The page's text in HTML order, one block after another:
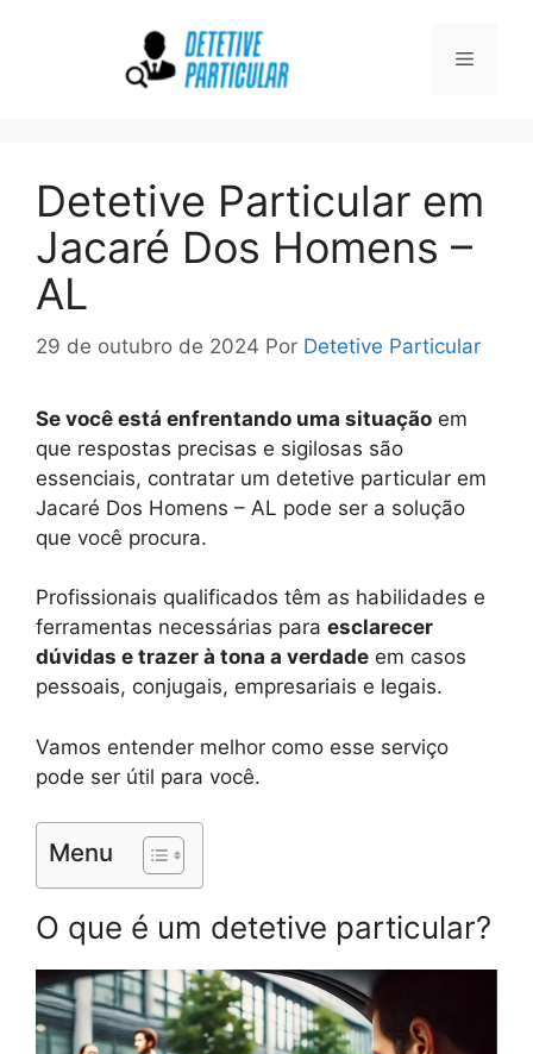
Menu
Detetive Particular em
Jacaré Dos Homens –
AL
29 de outubro de 2024 Por Detetive Particular
Se você está enfrentando uma situação em
que respostas precisas e sigilosas são
essenciais, contratar um detetive particular em
Jacaré Dos Homens – AL pode ser a solução
que você procura.
Profissionais qualificados têm as habilidades e
ferramentas necessárias para esclarecer
dúvidas e trazer à tona a verdade em casos
pessoais, conjugais, empresariais e legais.
Vamos entender melhor como esse serviço
pode ser útil para você.
Menu
O que é um detetive particular?